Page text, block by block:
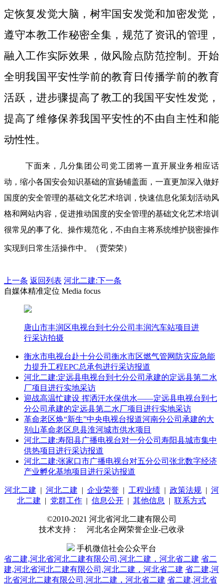
定恢复发觉大脑，树牢国安发觉和加密发觉，
遵守本教工作秘密全集，规范了资讯的管理，
融入工作实际效果，做风险点防范控制。开始
全明我国平安性学前的教育日传播学前的教育
活跃，进步骤提高了教工的我国平安性发觉，
提高了维修保养我国平安性的不由自主性和能
动性性。
下面来，几分集团公司党工团将一直开展业务相应话
动，缩小各国安会知识基础的宣扬铺盖面，一直更加深入做好
国度的安全管理的基础文化艺术培训，快速信息化策划活动风
格和网站内容，促进推动国度的安全管理的基础文化艺术培训
很常见的事了化、操作规范化，不由自主将系统维护脱密操作
实现到日常生活操作中。（贾荣荣）
上一条 返回列表 河北二建:下一条
自媒体精准定位 Media focus
唐山市丰润区电视台到七分公司丰润汽车站项目进
行采访拍摄
衡水市电视台赴十分公司衡水市区燃气管网防灾应急能
力提升工程EPC总承包进行采访报道
河北二建:定远县电视台到七分公司承建的定远县第二水
厂项目进行实地采访
迎战高温忙建设 挥洒汗水保供水——定远县电视台到七
分公司承建的定远县第二水厂项目进行实地采访
革命老区焕“新生”中央电视台报道河南分公司承建的大
别山革命老区息县淮河城市供水项目
河北二建:寿阳县广播电视台对一分公司寿阳县城市集中
供热项目进行采访报道
河北二建:张家口市广播电视台对五分公司张北数字经济
产业孵化基地项目进行采访报道
河北二建 | 河北二建 | 企业荣誉| 工程业绩| 政策法规| 河
北二建 | 党群工作 | 信息公开 | 其他信息 | 联系方式
©2010-2021 河北省河北二建有限公司
技术支持： 河北名企网荣誉企业-已收录
手机微信社会公众平台
省二建,河北省河北二建有限公司,河北二建，河北省二建 省二
建,河北省河北二建有限公司,河北二建，河北省二建 省二建,河
北省河北二建有限公司,河北二建，河北省二建 省二建,河北省